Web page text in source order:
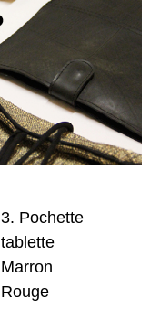
3. Pochette
tablette
Marron
Rouge